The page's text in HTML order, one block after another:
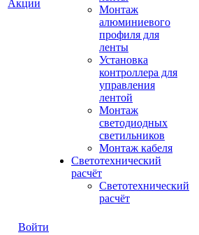
Акции
Монтаж
алюминиевого
профиля для
ленты
Установка
контроллера для
управления
лентой
Монтаж
светодиодных
светильников
Монтаж кабеля
Светотехнический
расчёт
Светотехнический
расчёт
Войти